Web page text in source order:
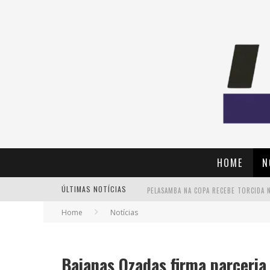
HOME
ÚLTIMAS NOTÍCIAS
Home Notícias
Baianas Ozadas firma